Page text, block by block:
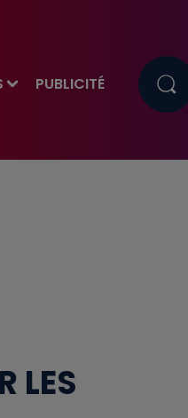
PUBLICITÉ
LES